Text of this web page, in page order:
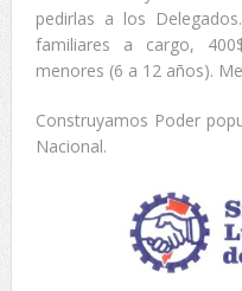
pedirlas a los
familiares a cargo,
menores (6 a 12 años).
Construyamos Poder
Nacional.